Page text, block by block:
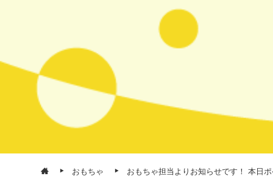
おもちゃ おもちゃ担当よりお知らせです！ 本日